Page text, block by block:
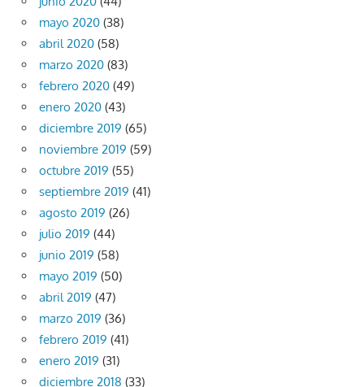
mayo 2020 (38)
abril 2020 (58)
marzo 2020 (83)
febrero 2020 (49)
enero 2020 (43)
diciembre 2019 (65)
noviembre 2019 (59)
octubre 2019 (55)
septiembre 2019 (41)
agosto 2019 (26)
julio 2019 (44)
junio 2019 (58)
mayo 2019 (50)
abril 2019 (47)
marzo 2019 (36)
febrero 2019 (41)
enero 2019 (31)
diciembre 2018 (33)